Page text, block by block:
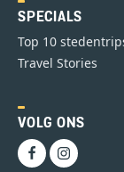
SPECIALS
Top 10
Travel Stories
VOLG ONS